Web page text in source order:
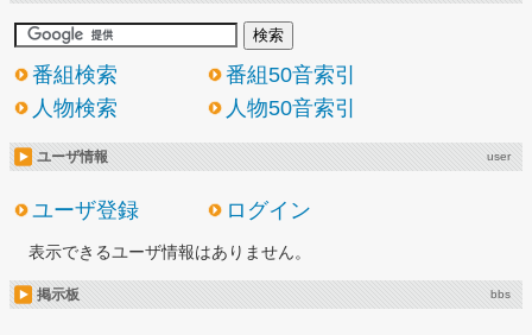
番組検索
番組50音索引
人物検索
人物50音索引
ユーザ情報 user
ユーザ登録 ログイン
表示できるユーザ情報はありません。
掲示板 bbs